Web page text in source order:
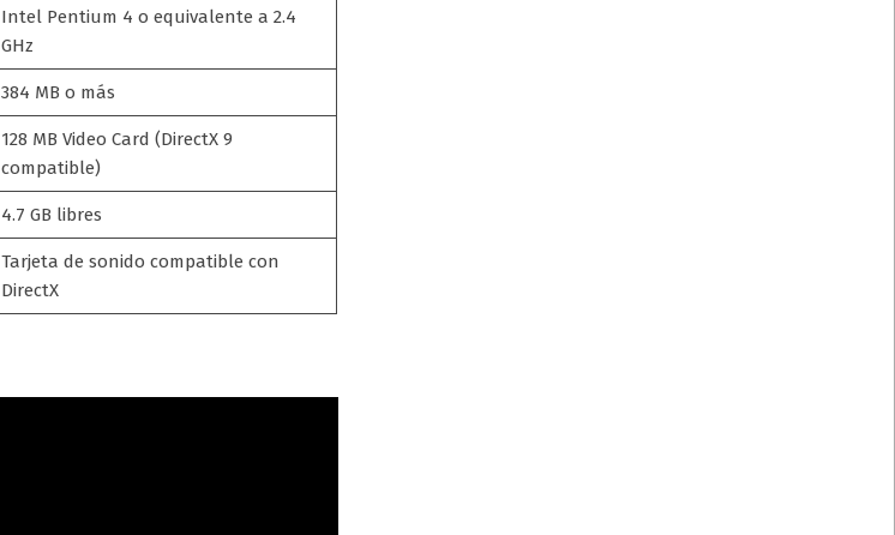
Intel Pentium 4 o equivalente a 2.4
GHz
384 MB o más
128 MB Video Card (DirectX 9
compatible)
4.7 GB libres
Tarjeta de sonido compatible con
DirectX